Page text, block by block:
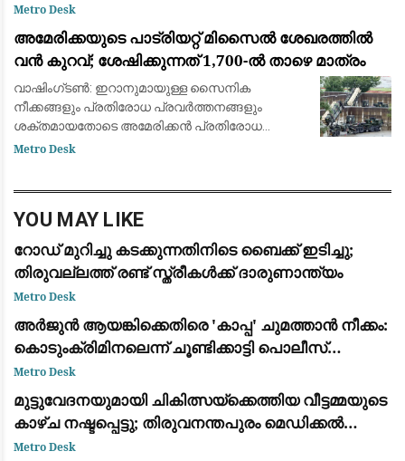
കൂടുതൽ ശക്തമാക്കുന്നതിനായി പ്രധാനമന്ത്രി
Metro Desk
അമേരിക്കയുടെ പാട്രിയറ്റ് മിസൈൽ ശേഖരത്തിൽ
വൻ കുറവ്; ശേഷിക്കുന്നത് 1,700-ൽ താഴെ മാത്രം
വാഷിംഗ്ടൺ: ഇറാനുമായുള്ള സൈനിക
നീക്കങ്ങളും പ്രതിരോധ പ്രവർത്തനങ്ങളും
ശക്തമായതോടെ അമേരിക്കൻ പ്രതിരോധ
സേനയുടെ പക്കലുള്ള പാട്രിയറ്റ്
Metro Desk
YOU MAY LIKE
റോഡ് മുറിച്ചു കടക്കുന്നതിനിടെ ബൈക്ക് ഇടിച്ചു;
തിരുവല്ലത്ത് രണ്ട് സ്ത്രീകള്‍ക്ക് ദാരുണാന്ത്യം
Metro Desk
അർജുൻ ആയങ്കിക്കെതിരെ 'കാപ്പ' ചുമത്താൻ നീക്കം:
കൊടുംക്രിമിനലെന്ന് ചൂണ്ടിക്കാട്ടി പൊലീസ്
റിപ്പോർട്ട് നൽകും
Metro Desk
മുട്ടുവേദനയുമായി ചികിത്സയ്ക്കെത്തിയ വീട്ടമ്മയുടെ
കാഴ്ച നഷ്ടപ്പെട്ടു; തിരുവനന്തപുരം മെഡിക്കൽ
കോളെജ് ഡോക്റ്റർക്കെതിരേ പരാതി
Metro Desk